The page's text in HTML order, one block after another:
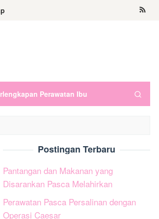
Perawatan Ibu
Postingan Terbaru
Pantangan dan Makanan yang
Disarankan Pasca Melahirkan
Perawatan Pasca Persalinan dengan
Operasi Caesar